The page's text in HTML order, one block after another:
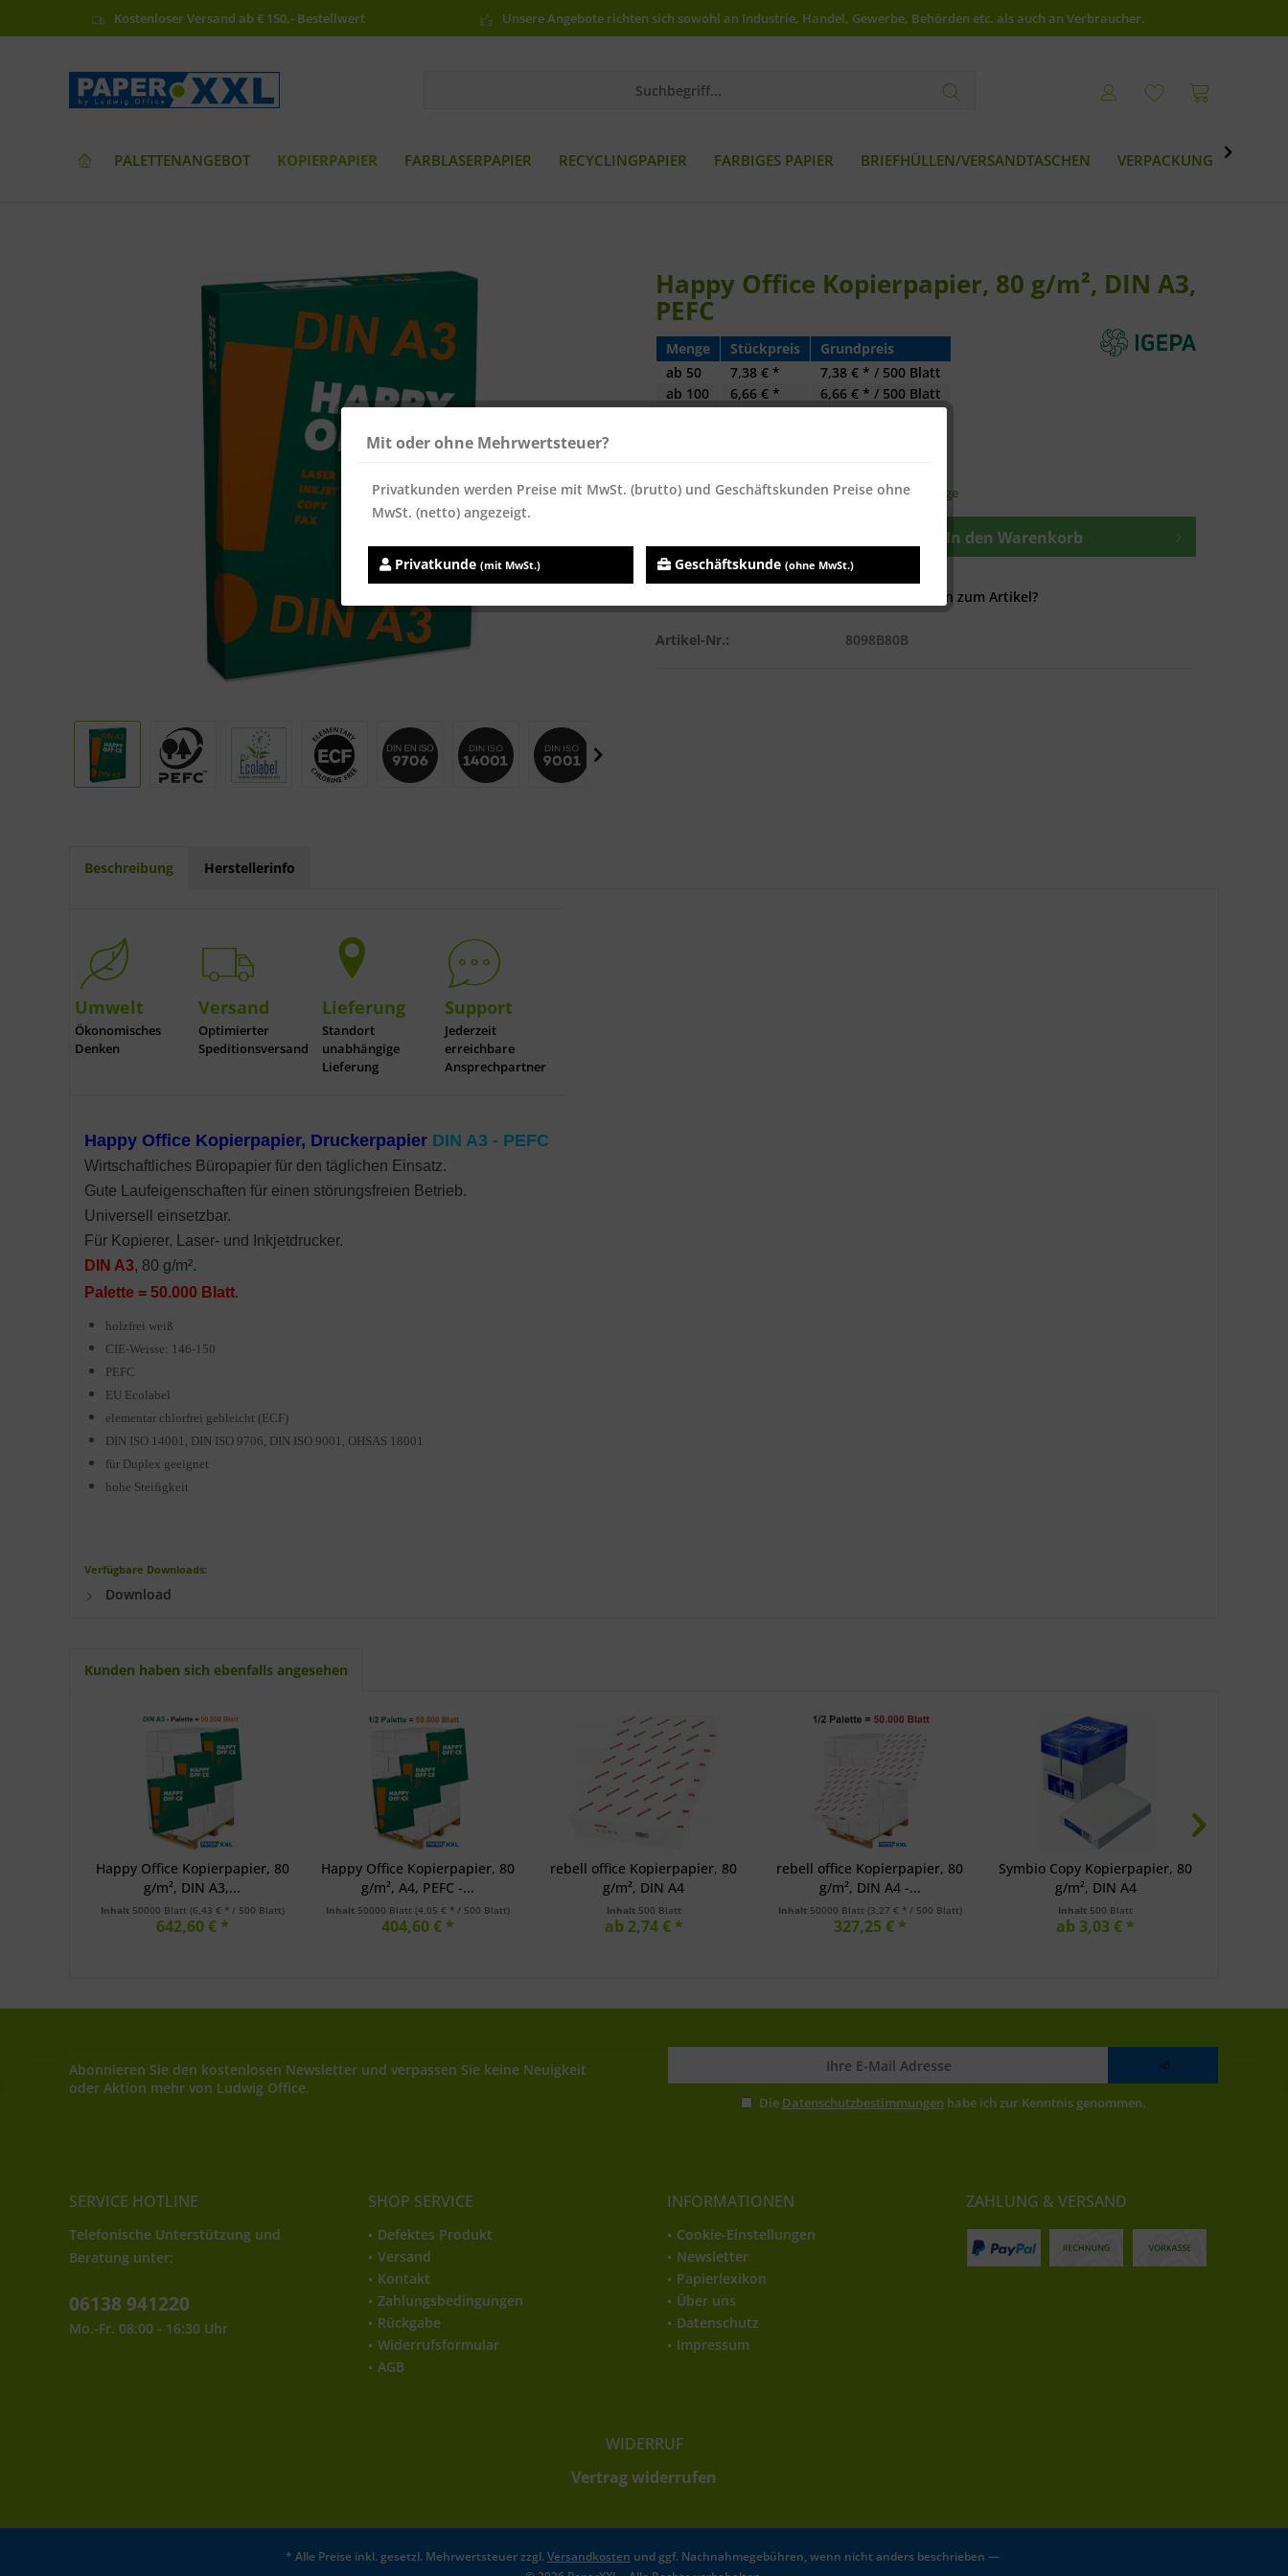
Kostenloser Versand ab € 150,- Bestellwert Unsere Angebote richten sich sowohl an Industrie, Handel, Gewerbe, Behörden etc. als auch an Verbraucher.
PALETTENANGEBOT KOPIERPAPIER FARBLASERPAPIER RECYCLINGPAPIER FARBIGES PAPIER BRIEFHÜLLEN/VERSANDTASCHEN VERPACKUNG 
Happy Office Kopierpapier, 80 g/m², DIN A3,
PEFC
Menge Stückpreis
Grundpreis
ab 50 7,38 € *
7,38 € * / 500 Blatt
ab 100 6,66 € * 6,66 € * / 500 Blatt
Sofort versandfertig, Lieferzeit ca. 1-3 Werktage
In den Warenkorb
Fragen zum Artikel?
Artikel-Nr.: 8098B80B
Beschreibung Herstellerinfo
Umwelt
Ökonomisches
Denken
Versand
Optimierter
Speditionsversand
Lieferung
Standort
unabhängige
Lieferung
Support
Jederzeit
erreichbare
Ansprechpartner
Happy Office Kopierpapier, Druckerpapier DIN A3 - PEFC
Wirtschaftliches Büropapier für den täglichen Einsatz.
Gute Laufeigenschaften für einen störungsfreien Betrieb.
Universell einsetzbar.
Für Kopierer, Laser- und Inkjetdrucker.
DIN A3, 80 g/m².
Palette = 50.000 Blatt.
holzfrei weiß
CIE-Weisse: 146-150
PEFC
EU Ecolabel
elementar chlorfrei gebleicht (ECF)
DIN ISO 14001, DIN ISO 9706, DIN ISO 9001, OHSAS 18001
für Duplex geeignet
hohe Steifigkeit
Verfügbare Downloads:
Download
Kunden haben sich ebenfalls angesehen
Happy Office Kopierpapier, 80
g/m², DIN A3,...
Inhalt 50000 Blatt (6,43 € * / 500 Blatt)
642,60 € *
Happy Office Kopierpapier, 80
g/m², A4, PEFC -...
Inhalt 50000 Blatt (4,05 € * / 500 Blatt)
404,60 € *
rebell office Kopierpapier, 80
g/m², DIN A4
Inhalt 500 Blatt
ab 2,74 € *
rebell office Kopierpapier, 80
g/m², DIN A4 -...
Inhalt 50000 Blatt (3,27 € * / 500 Blatt)
327,25 € *
Symbio Copy Kopierpapier, 80
g/m², DIN A4
Inhalt 500 Blatt
ab 3,03 € *
Abonnieren Sie den kostenlosen Newsletter und verpassen Sie keine Neuigkeit
oder Aktion mehr von Ludwig Office.
Die Datenschutzbestimmungen habe ich zur Kenntnis genommen.
SERVICE HOTLINE
Telefonische Unterstützung und
Beratung unter:
06138 941220
Mo.-Fr. 08:00 - 16:30 Uhr
SHOP SERVICE
Defektes Produkt
Versand
Kontakt
Zahlungsbedingungen
Rückgabe
Widerrufsformular
AGB
INFORMATIONEN
Cookie-Einstellungen
Newsletter
Papierlexikon
Über uns
Datenschutz
Impressum
ZAHLUNG & VERSAND
WIDERRUF
Vertrag widerrufen
* Alle Preise inkl. gesetzl. Mehrwertsteuer zzgl.Versandkosten und ggf. Nachnahmegebühren, wenn nicht anders beschrieben —
Mit oder ohne Mehrwertsteuer?
Privatkunden werden Preise mit MwSt. (brutto) und Geschäftskunden Preise ohne
MwSt. (netto) angezeigt.
Privatkunde (mit MwSt.) Geschäftskunde (ohne MwSt.)